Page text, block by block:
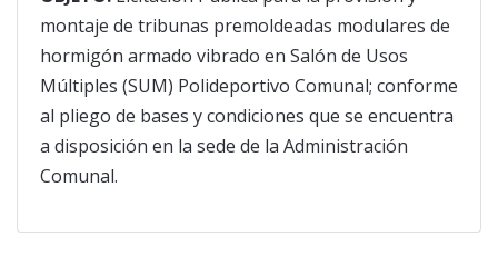
montaje de tribunas premoldeadas modulares de
hormigón armado vibrado en Salón de Usos
Múltiples (SUM) Polideportivo Comunal; conforme
al pliego de bases y condiciones que se encuentra
a disposición en la sede de la Administración
Comunal.